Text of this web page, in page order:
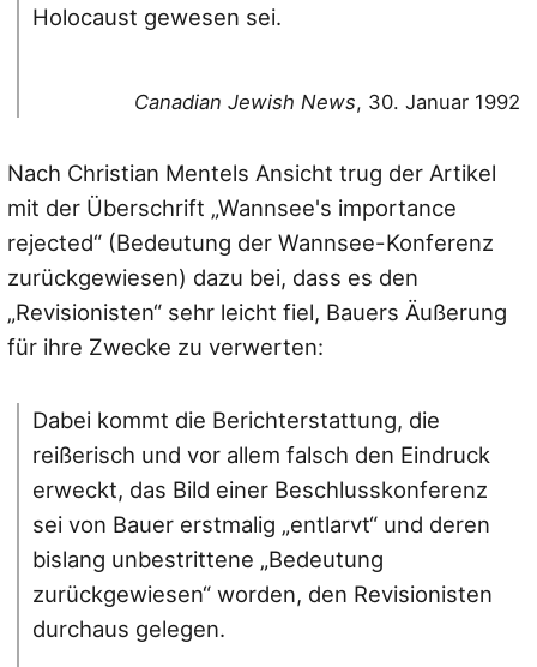
Holocaust gewesen sei.
Canadian Jewish News, 30. Januar 1992
Nach Christian Mentels Ansicht trug der Artikel
mit der Überschrift „Wannsee's importance
rejected“ (Bedeutung der Wannsee-Konferenz
zurückgewiesen) dazu bei, dass es den
„Revisionisten“ sehr leicht fiel, Bauers Äußerung
für ihre Zwecke zu verwerten:
Dabei kommt die Berichterstattung, die
reißerisch und vor allem falsch den Eindruck
erweckt, das Bild einer Beschlusskonferenz
sei von Bauer erstmalig „entlarvt“ und deren
bislang unbestrittene „Bedeutung
zurückgewiesen“ worden, den Revisionisten
durchaus gelegen.